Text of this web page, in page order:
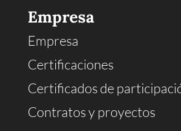
Empresa
Empresa
Certificaciones
Certificados de
Contratos y proyectos